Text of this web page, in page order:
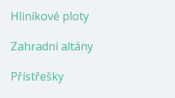
Hliníkové ploty
Zahradní altány
Přístřešky